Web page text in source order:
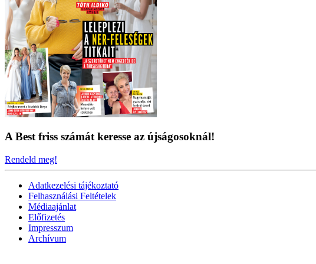
A Best friss számát keresse az újságosoknál!
Rendeld meg!
Adatkezelési tájékoztató
Felhasználási Feltételek
Médiaajánlat
Előfizetés
Impresszum
Archívum